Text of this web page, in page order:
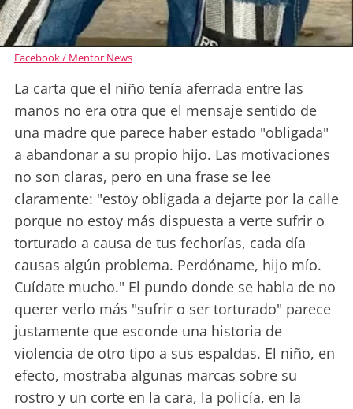
Facebook / Mentor News
La carta que el niño tenía aferrada entre las
manos no era otra que el mensaje sentido de
una madre que parece haber estado "obligada"
a abandonar a su propio hijo. Las motivaciones
no son claras, pero en una frase se lee
claramente: "estoy obligada a dejarte por la calle
porque no estoy más dispuesta a verte sufrir o
torturado a causa de tus fechorías, cada día
causas algún problema. Perdóname, hijo mío.
Cuídate mucho." El pundo donde se habla de no
querer verlo más "sufrir o ser torturado" parece
justamente que esconde una historia de
violencia de otro tipo a sus espaldas. El niño, en
efecto, mostraba algunas marcas sobre su
rostro y un corte en la cara, la policía, en la